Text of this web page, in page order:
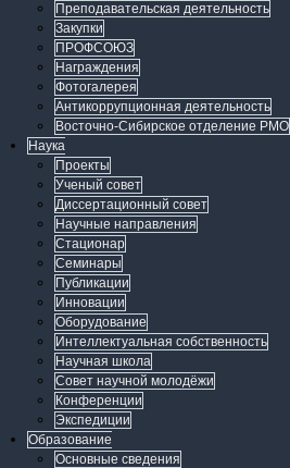
Преподавательская деятельность
Закупки
ПРОФСОЮЗ
Награждения
Фотогалерея
Антикоррупционная деятельность
Восточно-Сибирское отделение РМО
Наука
Проекты
Ученый совет
Диссертационный совет
Научные направления
Стационар
Семинары
Публикации
Инновации
Оборудование
Интеллектуальная собственность
Научная школа
Совет научной молодёжи
Конференции
Экспедиции
Образование
Основные сведения